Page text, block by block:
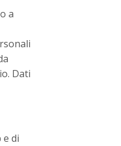
a
Dati
di